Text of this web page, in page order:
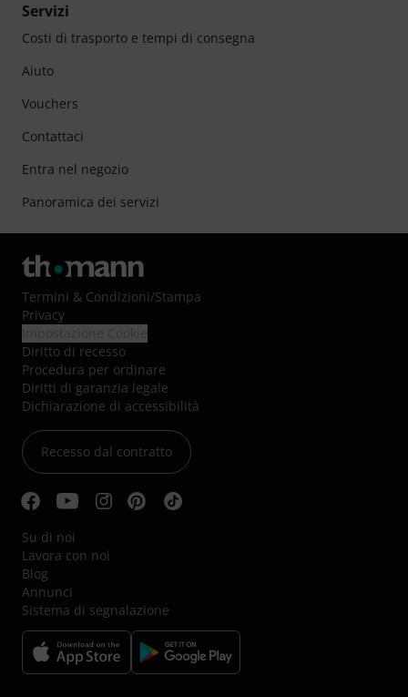
Servizi
Costi di trasporto e tempi di consegna
Aiuto
Vouchers
Contattaci
Entra nel negozio
Panoramica dei servizi
Termini & Condizioni/Stampa
Privacy
Diritto di recesso
Procedura per ordinare
Diritti di garanzia legale
Dichiarazione di accessibilità
Recesso dal contratto
Su di noi
Lavora con noi
Blog
Annunci
Sistema di segnalazione